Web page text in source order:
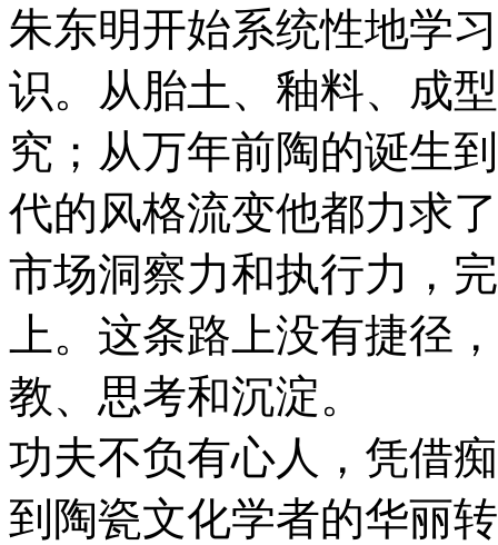
朱东明开始系统性地学
识。从胎土、釉料、成
究；从万年前陶的诞生
代的风格流变他都力求
市场洞察力和执行力，
上。这条路上没有捷径
教、思考和沉淀。
功夫不负有心人，凭借
到陶瓷文化学者的华丽